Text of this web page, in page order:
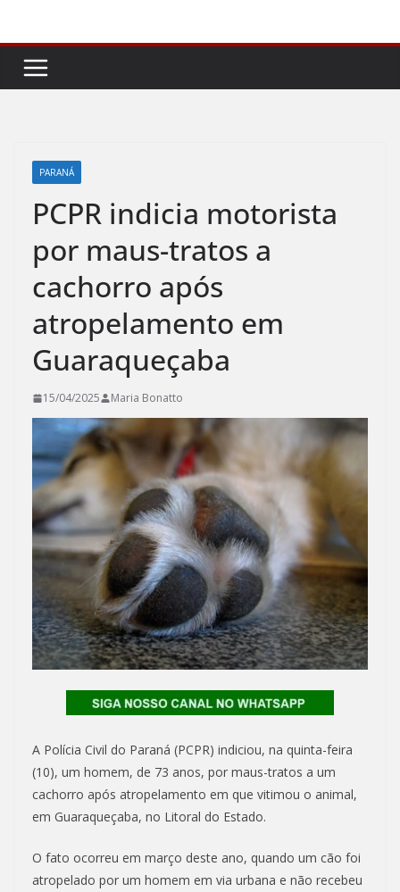
conteúdo
PARANÁ
PCPR indicia motorista
por maus-tratos a
cachorro após
atropelamento em
Guaraqueçaba
15/04/2025 Maria Bonatto
A Polícia Civil do Paraná (PCPR) indiciou, na quinta-feira
(10), um homem, de 73 anos, por maus-tratos a um
cachorro após atropelamento em que vitimou o animal,
em Guaraqueçaba, no Litoral do Estado.
O fato ocorreu em março deste ano, quando um cão foi
atropelado por um homem em via urbana e não recebeu